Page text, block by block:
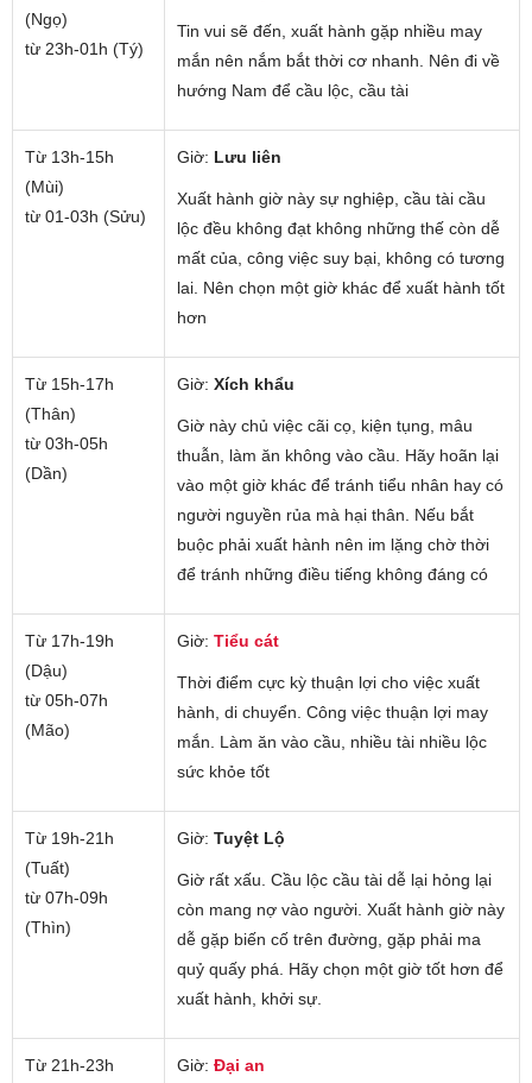
(Ngọ)
từ 23h-01h (Tý)
Tin vui sẽ đến, xuất hành gặp nhiều may
mắn nên nắm bắt thời cơ nhanh. Nên đi về
hướng Nam để cầu lộc, cầu tài
Từ 13h-15h
(Mùi)
từ 01-03h (Sửu)
Giờ: Lưu liên
Xuất hành giờ này sự nghiệp, cầu tài cầu
lộc đều không đạt không những thế còn dễ
mất của, công việc suy bại, không có tương
lai. Nên chọn một giờ khác để xuất hành tốt
hơn
Từ 15h-17h
(Thân)
từ 03h-05h
(Dần)
Giờ: Xích khẩu
Giờ này chủ việc cãi cọ, kiện tụng, mâu
thuẫn, làm ăn không vào cầu. Hãy hoãn lại
vào một giờ khác để tránh tiểu nhân hay có
người nguyền rủa mà hại thân. Nếu bắt
buộc phải xuất hành nên im lặng chờ thời
để tránh những điều tiếng không đáng có
Từ 17h-19h
(Dậu)
từ 05h-07h
(Mão)
Giờ: Tiểu cát
Thời điểm cực kỳ thuận lợi cho việc xuất
hành, di chuyển. Công việc thuận lợi may
mắn. Làm ăn vào cầu, nhiều tài nhiều lộc
sức khỏe tốt
Từ 19h-21h
(Tuất)
từ 07h-09h
(Thìn)
Giờ: Tuyệt Lộ
Giờ rất xấu. Cầu lộc cầu tài dễ lại hỏng lại
còn mang nợ vào người. Xuất hành giờ này
dễ gặp biến cố trên đường, gặp phải ma
quỷ quấy phá. Hãy chọn một giờ tốt hơn để
xuất hành, khởi sự.
Từ 21h-23h
Giờ: Đại an